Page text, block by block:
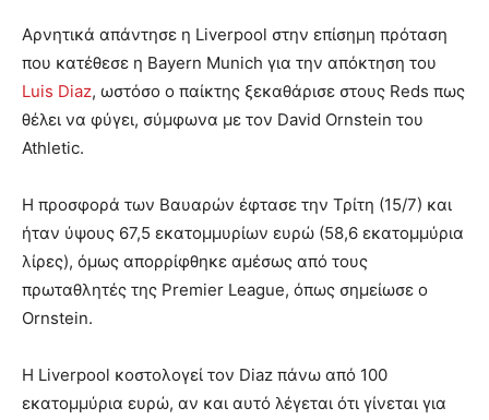
Αρνητικά απάντησε η Liverpool στην επίσημη πρόταση
που κατέθεσε η Bayern Munich για την απόκτηση του
Luis Diaz, ωστόσο ο παίκτης ξεκαθάρισε στους Reds πως
θέλει να φύγει, σύμφωνα με τον David Ornstein του
Athletic.
Η προσφορά των Βαυαρών έφτασε την Τρίτη (15/7) και
ήταν ύψους 67,5 εκατομμυρίων ευρώ (58,6 εκατομμύρια
λίρες), όμως απορρίφθηκε αμέσως από τους
πρωταθλητές της Premier League, όπως σημείωσε ο
Ornstein.
Η Liverpool κοστολογεί τον Diaz πάνω από 100
εκατομμύρια ευρώ, αν και αυτό λέγεται ότι γίνεται για